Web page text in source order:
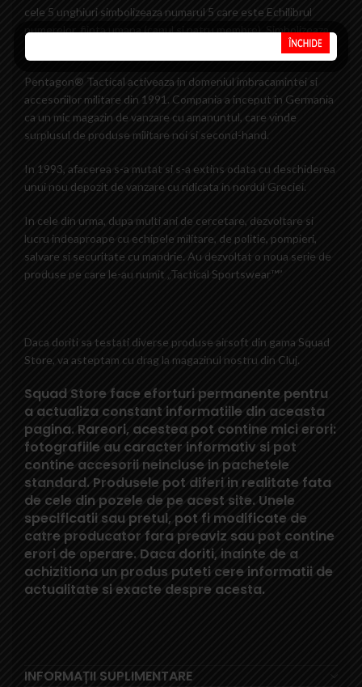
cele 5 unghiuri simbolizeaza numarul 5 care este Echilibrul
numerelor, fiinta umana (capul si patru membre). Simbolizeaza
si cele cinci simturi (auzul, vazul, atingerea, mirosul si gustul).
Pentagon® Tactical activeaza in domeniul imbracamintei si
accesoriilor militare din 1991. Compania a inceput in Germania
ca un mic magazin de vanzare cu amanuntul, care vinde
surplusul de produse militare noi si second-hand.
In 1993, afacerea s-a mutat si s-a extins odata cu deschiderea
unui nou depozit de vanzare cu ridicata in nordul Greciei.
In cele din urma, dupa multi ani de cercetare, dezvoltare si
lucru indeaproape cu echipele militare, de politie, pompieri,
salvare si securitate cu mandrie. Au dezvoltat o noua serie de
produse pe care le-au numit „Tactical Sportswear™”
Daca doriti sa testati diverse produse airsoft din gama Squad
Store, va asteptam cu drag la magazinul nostru din Cluj.
Squad Store face eforturi permanente pentru
a actualiza constant informatiile din aceasta
pagina. Rareori, acestea pot contine mici erori:
fotografiile au caracter informativ si pot
contine accesorii neincluse in pachetele
standard. Produsele pot diferi in realitate fata
de cele din pozele de pe acest site. Unele
specificatii sau pretul, pot fi modificate de
catre producator fara preaviz sau pot contine
erori de operare. Daca doriti, inainte de a
achizitiona un produs puteti cere informatii de
actualitate si exacte despre acesta.
INFORMAȚII SUPLIMENTARE